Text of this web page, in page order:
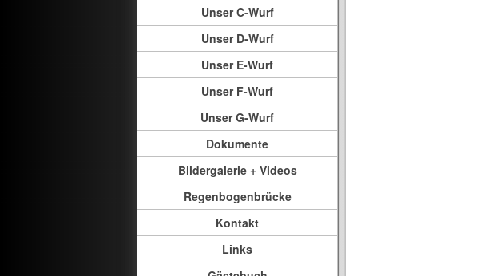
Unser C-Wurf
Unser D-Wurf
Unser E-Wurf
Unser F-Wurf
Unser G-Wurf
Dokumente
Bildergalerie + Videos
Regenbogenbrücke
Kontakt
Links